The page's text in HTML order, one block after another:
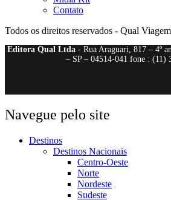
Contato
Todos os direitos reservados - Qual Viagem
Editora Qual Ltda- Rua Araguari, 817 – 4º
– SP – 04514-041 fone : (11)
Navegue pelo site
Destinos
Destinos Nacionais
Centro-Oeste
Norte
Nordeste
Sudeste